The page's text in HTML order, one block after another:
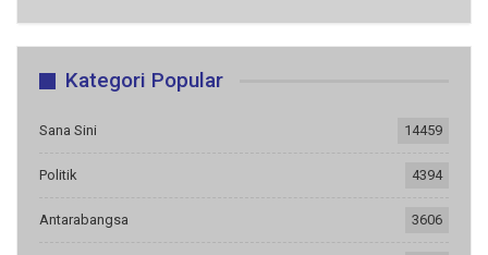
Kategori Popular
Sana Sini 14459
Politik 4394
Antarabangsa 3606